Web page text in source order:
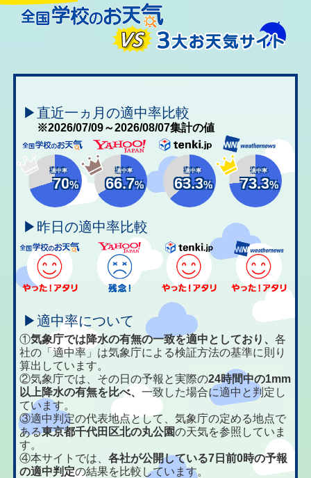
▶直近一ヵ月の適中率比較
※2026/07/09～2026/08/07集計の値
適中率
70%
適中率
66.7%
適中率
63.3%
適中率
73.3%
▶昨日の適中率比較
▶適中率について
①気象庁では降水の有無の一致を適中としており、各
社の「適中率」は気象庁による検証方法の基準に則り
算出しています。
②気象庁では、その日の予報と実際の24時間中の1mm
以上降水の有無を比べ、一致した場合に適中と判定し
ています。
③適中判定の代表地点として、気象庁の定める地点で
ある東京都千代田区北の丸公園の天気を参照していま
す。
④本サイトでは、各社が公開している7日前0時の予報
の適中判定の結果を比較しています。